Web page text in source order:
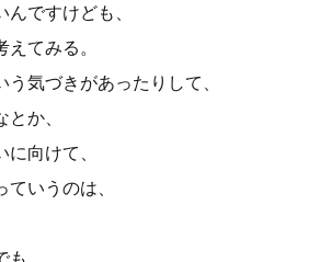
ですけども、
てみる。
気づきがあったりして、
か、
向けて、
いうのは、